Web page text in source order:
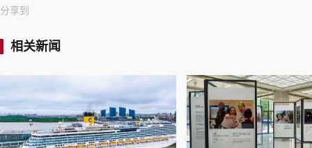
分享到
相关新闻